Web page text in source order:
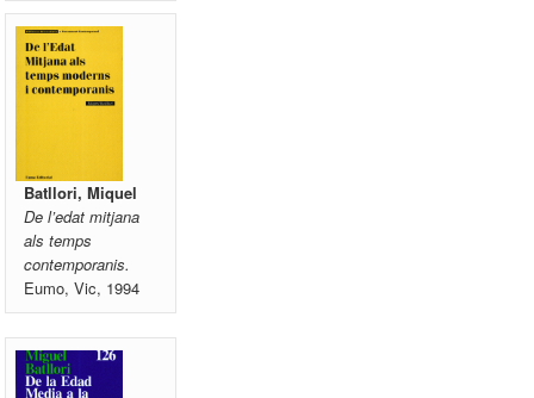
Batllori, Miquel
De l’edat mitjana
als temps
contemporanis.
Eumo, Vic, 1994